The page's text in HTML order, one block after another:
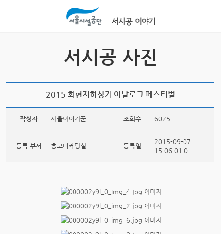
서시공 사진
2015 회현지하상가 아날로그 페스티벌
작성자 서울이야기꾼 조회수 6025
등록 부서 홍보마케팅실 등록일
2015-09-07
15:06:01.0